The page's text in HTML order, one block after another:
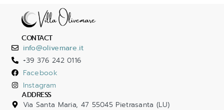
CONTACT
info@olivemare.it
+39 376 242 0116
Facebook
Instagram
ADDRESS
Via Santa Maria, 47 55045 Pietrasanta (LU)